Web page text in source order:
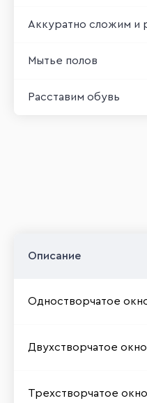
Аккуратно сложим и
Мытье полов
Расставим обувь
Описание
Одностворчатое
Двухстворчатое окно
Трехстворчатое окно